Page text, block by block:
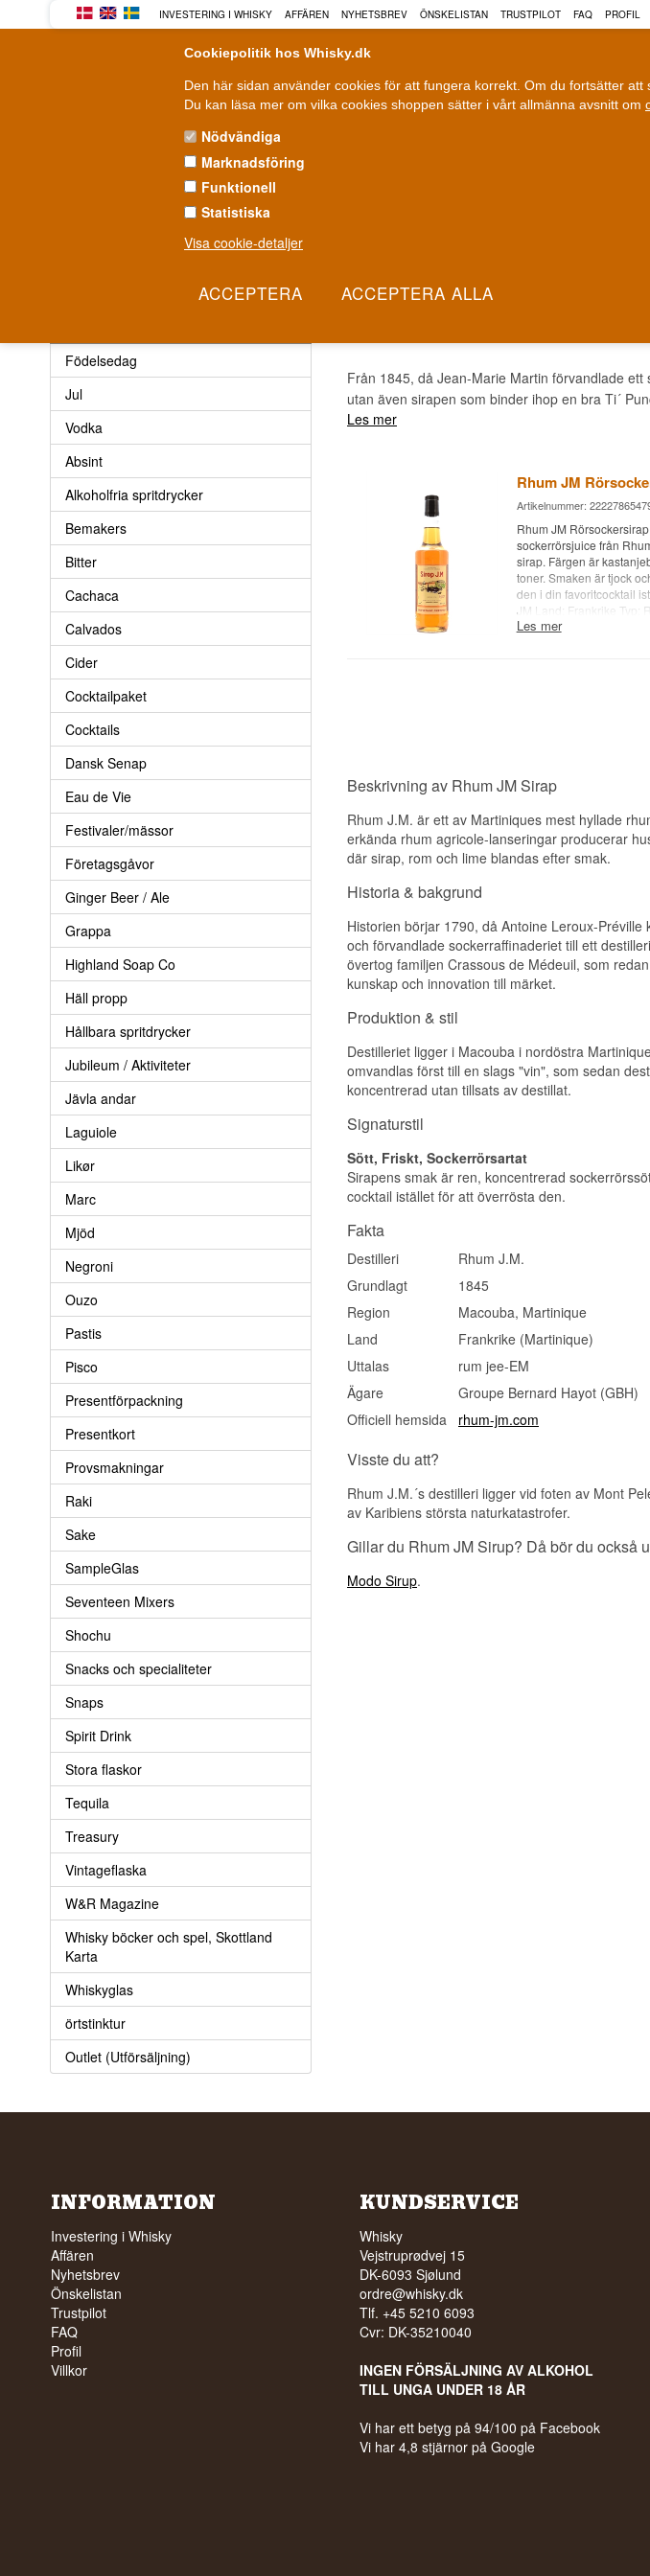
Cookiepolitik hos Whisky.dk
Den här sidan använder cookies för att fungera korrekt. Om du fortsätter
Du kan läsa mer om vilka cookies shoppen sätter i vårt allmänna avsnitt om
Nödvändiga
Marknadsföring
Funktionell
Statistiska
Visa cookie-detaljer
INVESTERING I WHISKY AFFÄREN NYHETSBREV ÖNSKELISTAN TRUSTPILOT FAQ PROFIL
ROM
Födelsedag
Jul
Vodka
Absint
Alkoholfria spritdrycker
Bemakers
Bitter
Cachaca
Calvados
Cider
Cocktailpaket
Cocktails
Dansk Senap
Eau de Vie
Festivaler/mässor
Företagsgåvor
Ginger Beer / Ale
Grappa
Highland Soap Co
Häll propp
Hållbara spritdrycker
Jubileum / Aktiviteter
Jävla andar
Laguiole
Likør
Marc
Mjöd
Negroni
Ouzo
Pastis
Pisco
Presentförpackning
Presentkort
Provsmakningar
Raki
Sake
SampleGlas
Seventeen Mixers
Shochu
Snacks och specialiteter
Snaps
Spirit Drink
Stora flaskor
Tequila
Treasury
Vintageflaska
W&R Magazine
Whisky böcker och spel, Skottland
Karta
Whiskyglas
örtstinktur
Outlet (Utförsäljning)
Från 1845, då Jean-Marie Martin förvandlade
utan även sirapen som binder ihop en bra Ti´
Les mer
Rhum JM
Artikelnummer:
Rhum JM
sockerrörsjuice från
sirap. Färgen är
toner. Smaken är tjock
den i din favoritcocktail
JM Land: Frankrike Typ:
Les mer
Beskrivning av Rhum JM Sirap
Rhum J.M. är ett av Martiniques mest hyllade
erkända rhum agricole-lanseringar producerar
där sirap, rom och lime blandas efter smak.
Historia & bakgrund
Historien börjar 1790, då Antoine Leroux-
och förvandlade sockerraffinaderiet till ett
övertog familjen Crassous de Médeuil, som
kunskap och innovation till märket.
Produktion & stil
Destilleriet ligger i Macouba i nordöstra
omvandlas först till en slags "vin", som sedan
koncentrerad utan tillsats av destillat.
Signaturstil
Sött, Friskt, Sockerrörsartat
Sirapens smak är ren, koncentrerad
cocktail istället för att överrösta den.
Fakta
Destilleri
Rhum J.M.
Grundlagt
1845
Region
Macouba, Martinique
Land
Frankrike (Martinique)
Uttalas
rum jee-EM
Ägare
Groupe Bernard Hayot (GBH)
Officiell hemsida
rhum-jm.com
Visste du att?
Rhum J.M.´s destilleri ligger vid foten av Mont
av Karibiens största naturkatastrofer.
Gillar du Rhum JM Sirup? Då bör du också
Modo Sirup.
INFORMATION
Investering i Whisky
Affären
Nyhetsbrev
Önskelistan
Trustpilot
FAQ
Profil
Villkor
KUNDSERVICE
Whisky
Vejstruprødvej 15
DK-6093 Sjølund
ordre@whisky.dk
Tlf. +45 5210 6093
Cvr: DK-35210040
INGEN FÖRSÄLJNING AV ALKOHOL
TILL UNGA UNDER 18 ÅR
Vi har ett betyg på 94/100 på Facebook
Vi har 4,8 stjärnor på Google